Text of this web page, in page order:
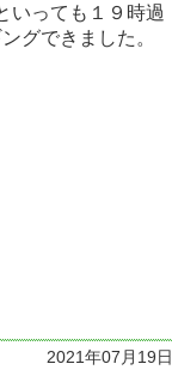
いっても１９時過
グできました。
2021年07月19日